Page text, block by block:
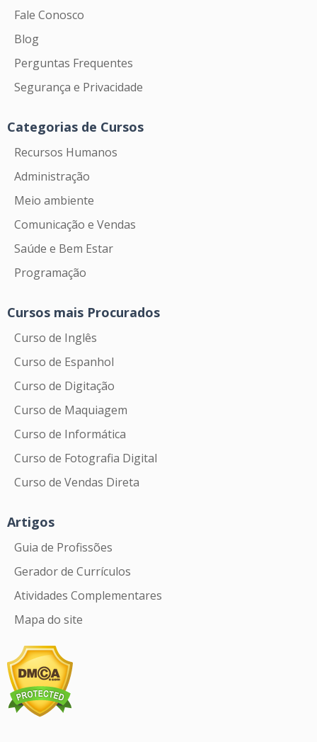
Fale Conosco
Blog
Perguntas Frequentes
Segurança e Privacidade
Categorias de Cursos
Recursos Humanos
Administração
Meio ambiente
Comunicação e Vendas
Saúde e Bem Estar
Programação
Cursos mais Procurados
Curso de Inglês
Curso de Espanhol
Curso de Digitação
Curso de Maquiagem
Curso de Informática
Curso de Fotografia Digital
Curso de Vendas Direta
Artigos
Guia de Profissões
Gerador de Currículos
Atividades Complementares
Mapa do site